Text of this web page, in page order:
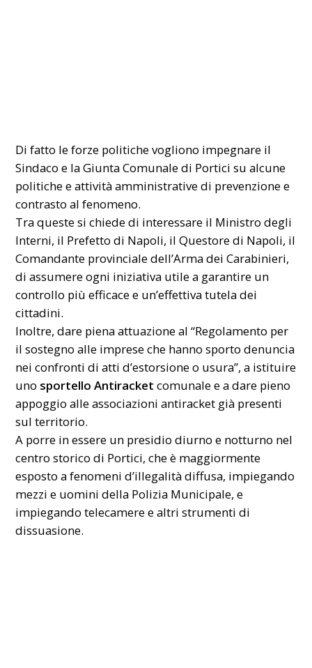
Di fatto le forze politiche vogliono impegnare il
Sindaco e la Giunta Comunale di Portici su alcune
politiche e attività amministrative di prevenzione e
contrasto al fenomeno.
Tra queste si chiede di interessare il Ministro degli
Interni, il Prefetto di Napoli, il Questore di Napoli, il
Comandante provinciale dell’Arma dei Carabinieri,
di assumere ogni iniziativa utile a garantire un
controllo più efficace e un’effettiva tutela dei
cittadini.
Inoltre, dare piena attuazione al “Regolamento per
il sostegno alle imprese che hanno sporto denuncia
nei confronti di atti d’estorsione o usura”, a istituire
uno sportello Antiracket comunale e a dare pieno
appoggio alle associazioni antiracket già presenti
sul territorio.
A porre in essere un presidio diurno e notturno nel
centro storico di Portici, che è maggiormente
esposto a fenomeni d’illegalità diffusa, impiegando
mezzi e uomini della Polizia Municipale, e
impiegando telecamere e altri strumenti di
dissuasione.